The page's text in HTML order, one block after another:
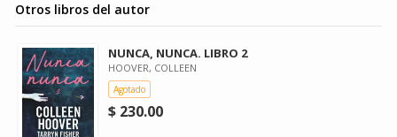
Otros libros del autor
NUNCA, NUNCA. LIBRO 2
HOOVER, COLLEEN
Agotado
$ 230.00